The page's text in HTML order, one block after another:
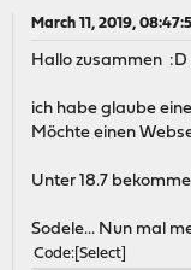
March 11, 2019,
Hallo zusammen :D
ich habe glaube
Möchte einen
Unter 18.7
Sodele... Nun mal
Code Select